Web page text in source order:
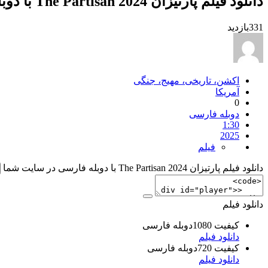
331بازدید
اکشن، تاریخی، مهیج، جنگی
آمریکا
0
دوبله فارسی
1:30
2025
فیلم
دانلود فیلم پارتیزان The Partisan 2024 با دوبله فارسی در سایت شما
دانلود فیلم
کیفیت 1080دوبله فارسی
دانلود فیلم
کیفیت 720دوبله فارسی
دانلود فیلم